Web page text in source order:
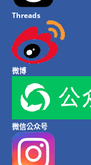
Threads
微博
微信公众号